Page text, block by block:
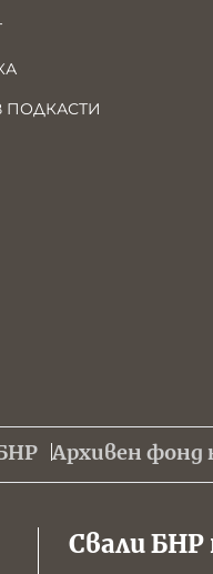
ПОДКАСТИ
Архивен фонд
Свали БНР